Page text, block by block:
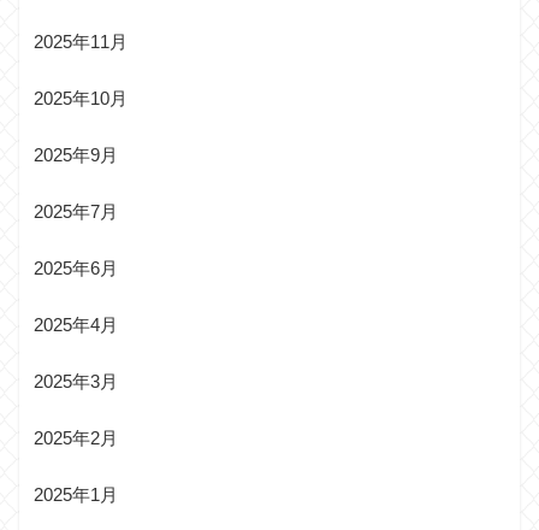
2025年11月
2025年10月
2025年9月
2025年7月
2025年6月
2025年4月
2025年3月
2025年2月
2025年1月